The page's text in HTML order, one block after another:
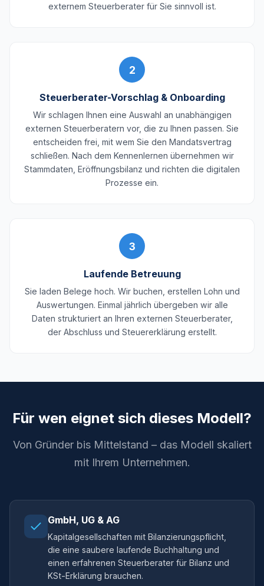
externem Steuerberater für Sie sinnvoll ist.
2
Steuerberater-Vorschlag & Onboarding
Wir schlagen Ihnen eine Auswahl an unabhängigen
externen Steuerberatern vor, die zu Ihnen passen. Sie
entscheiden frei, mit wem Sie den Mandatsvertrag
schließen. Nach dem Kennenlernen übernehmen wir
Stammdaten, Eröffnungsbilanz und richten die digitalen
Prozesse ein.
3
Laufende Betreuung
Sie laden Belege hoch. Wir buchen, erstellen Lohn und
Auswertungen. Einmal jährlich übergeben wir alle
Daten strukturiert an Ihren externen Steuerberater,
der Abschluss und Steuererklärung erstellt.
Für wen eignet sich dieses Modell?
Von Gründer bis Mittelstand – das Modell skaliert
mit Ihrem Unternehmen.
GmbH, UG & AG
Kapitalgesellschaften mit Bilanzierungspflicht,
die eine saubere laufende Buchhaltung und
einen erfahrenen Steuerberater für Bilanz und
KSt-Erklärung brauchen.